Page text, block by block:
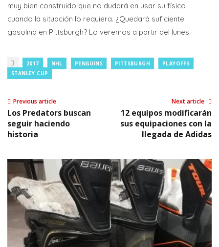
muy bien construido que no dudará en usar su físico
cuando la situación lo requiera. ¿Quedará suficiente
gasolina en Pittsburgh? Lo veremos a partir del lunes.
2017 NHL PENGUINS PITTSBURGH
PLAYOFFS
STANLEY CUP
Previous article
Los Predators buscan
seguir haciendo
historia
Next article
12 equipos modificarán
sus equipaciones con la
llegada de Adidas